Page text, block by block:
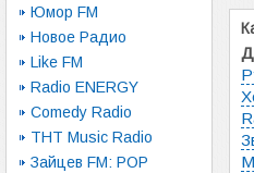
Юмор FM
Новое Радио
Like FM
Radio ENERGY
Comedy Radio
ТНТ Music Radio
Зайцев FM: POP